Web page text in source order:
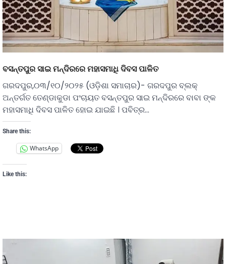
ବସନ୍ତପୁର ସାଇ ମନ୍ଦିରରେ ମହାସମାଧି ଦିବସ ପାଳିତ
ଗରଦପୁର,୦୩/୧୦/୨୦୨୫ (ଓଡ଼ିଶା ସମାଚାର)- ଗରଦପୁର ବ୍ଲକ୍
ଅନ୍ତର୍ଗତ ତେଣ୍ଡାକୁଡା ପଂଚାୟତ ବସନ୍ତପୁର ସାଇ ମନ୍ଦିରରେ ବାବା ଙ୍କ
ମହାସମାଧି ଦିବସ ପାଳିତ ହୋଇ ଯାଇଛି । ପବିତ୍ର…
Share this:
WhatsApp
Like this: